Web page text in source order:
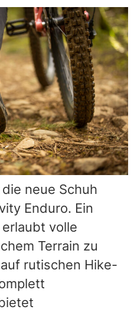
neue Schuh
Enduro. Ein
volle
Terrain zu
rutischen Hike-